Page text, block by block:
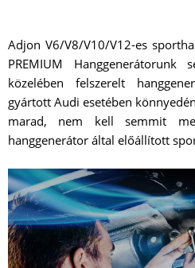
Adjon V6/V8/V10/V12-es
PREMIUM
közelében felszerelt
gyártott Audi esetében
marad, nem kell semmit
hanggenerátor által előállított